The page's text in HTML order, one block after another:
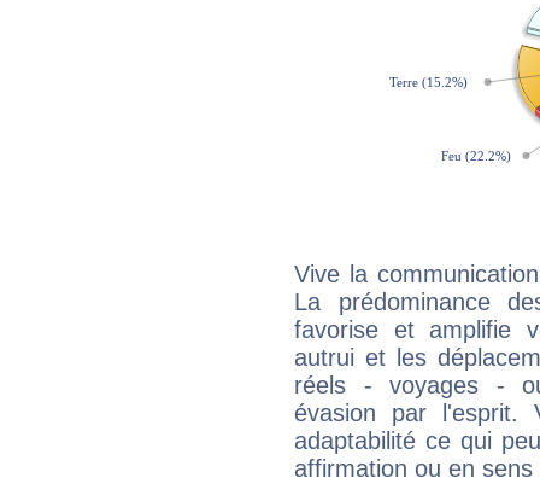
Vive la
La prédominance
favorise et amplifie
autrui et les
réels - voyages -
évasion par l'esprit.
adaptabilité ce qui
affirmation ou en